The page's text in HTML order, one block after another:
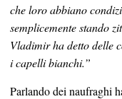
che loro abbiano
semplicemente stando
Vladimir ha detto delle
i capelli bianchi.”
Parlando dei naufraghi